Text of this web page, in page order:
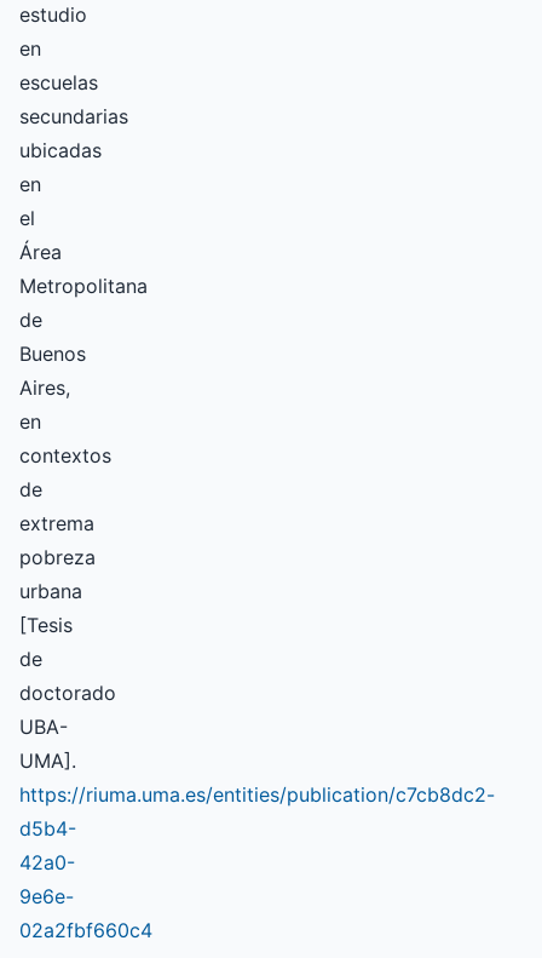
estudio
en
escuelas
secundarias
ubicadas
en
el
Área
Metropolitana
de
Buenos
Aires,
en
contextos
de
extrema
pobreza
urbana
[Tesis
de
doctorado
UBA-
UMA].
https://riuma.uma.es/entities/publication/c7cb8dc2-
d5b4-
42a0-
9e6e-
02a2fbf660c4